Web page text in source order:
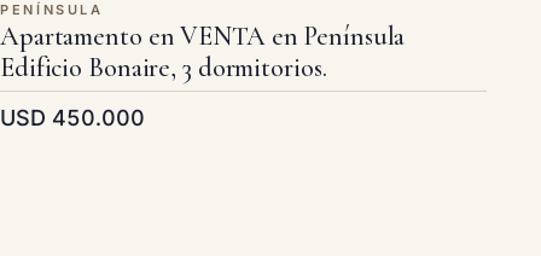
PENÍNSULA
Apartamento en VENTA en Península
Edificio Bonaire, 3 dormitorios.
USD 450.000